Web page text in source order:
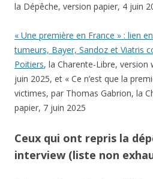
la Dépêche, version papier, 4 juin
« Une première en France » : lien
tumeurs, Bayer, Sandoz et Viatris
Poitiers, la Charente-Libre,
juin 2025, et « Ce n’est que la
victimes, par Thomas Gabrion, la
papier, 7 juin 2025
Ceux qui ont repris la
interview (liste non